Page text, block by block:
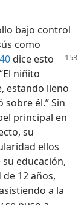
bajo control
como
dice esto
niñito
estando lleno
él.” Sin
principal en
su
ellos
educación,
12 años,
a la